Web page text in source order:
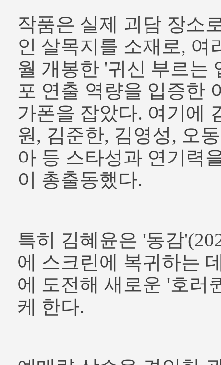
작품은 실제 괴담 장소
인 살목지를 소재로, 여
월 개봉한 '귀신 부르는
포 연출 역량을 입증한
가폰을 잡았다. 여기에
원, 김준한, 김영성, 오
아 등 스타성과 연기력
이 총출동했다.
특히 김혜윤은 '동감
에 스크린에 복귀하는
에 도전해 새로운 '호러
케 한다.